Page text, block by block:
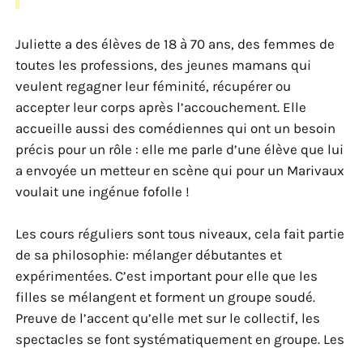
Juliette a des élèves de 18 à 70 ans, des femmes de
toutes les professions, des jeunes mamans qui
veulent regagner leur féminité, récupérer ou
accepter leur corps après l’accouchement. Elle
accueille aussi des comédiennes qui ont un besoin
précis pour un rôle : elle me parle d’une élève que lui
a envoyée un metteur en scène qui pour un Marivaux
voulait une ingénue fofolle !
Les cours réguliers sont tous niveaux, cela fait partie
de sa philosophie: mélanger débutantes et
expérimentées. C’est important pour elle que les
filles se mélangent et forment un groupe soudé.
Preuve de l’accent qu’elle met sur le collectif, les
spectacles se font systématiquement en groupe. Les